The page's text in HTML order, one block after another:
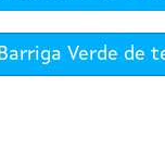
Barriga Verde